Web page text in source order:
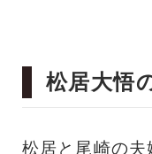
松居大悟
松居と尾崎の夫